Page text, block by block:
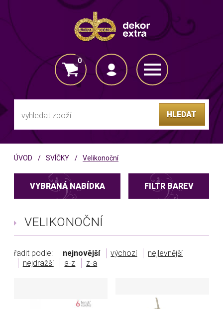
HLEDAT
0
ÚVOD SVÍČKY Velikonoční
VYBRANÁ NABÍDKA FILTR BAREV
VELIKONOČNÍ
řadit podle: nejnovější výchozí
nejlevnější
nejdražší
a-z z-a